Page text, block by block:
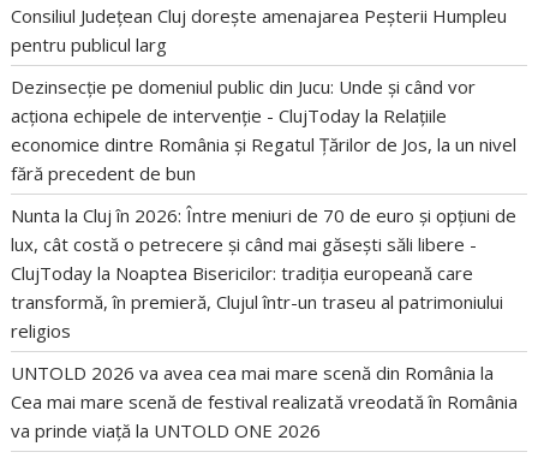
Consiliul Județean Cluj dorește amenajarea Peșterii Humpleu
pentru publicul larg
Dezinsecție pe domeniul public din Jucu: Unde și când vor
acționa echipele de intervenție - ClujToday la Relațiile
economice dintre România și Regatul Țărilor de Jos, la un nivel
fără precedent de bun
Nunta la Cluj în 2026: Între meniuri de 70 de euro și opțiuni de
lux, cât costă o petrecere și când mai găsești săli libere -
ClujToday la Noaptea Bisericilor: tradiția europeană care
transformă, în premieră, Clujul într-un traseu al patrimoniului
religios
UNTOLD 2026 va avea cea mai mare scenă din România la
Cea mai mare scenă de festival realizată vreodată în România
va prinde viață la UNTOLD ONE 2026